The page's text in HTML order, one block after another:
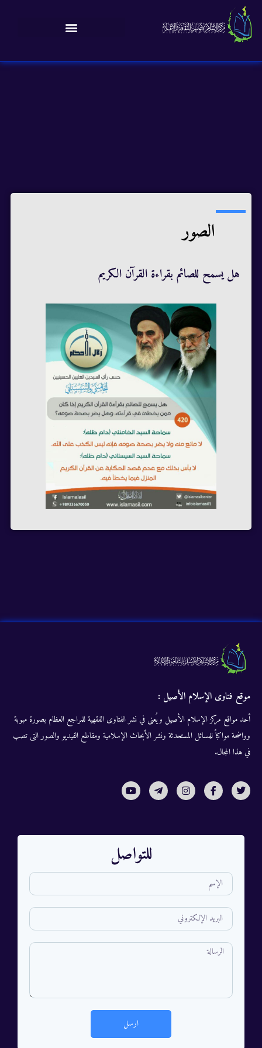
الصور
هل يسمح للصائم بقراءة القرآن الكريم
موقع فتاوى الإسلام الأصيل :
أحد مواقع مركز الإسلام الأصيل ويُعنى في نشر الفتاوى الفقهية للمراجع العظام بصورة مبوبة
وواضحة مواكباً للمسائل المستحدثة ونشر الأبحاث الإسلامية ومقاطع الفيديو والصور التى تصب
في هذا المجال.
للتواصل
ارسل